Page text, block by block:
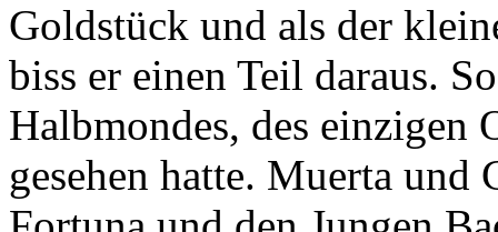
Goldstück und als der
biss er einen Teil daraus.
Halbmondes, des einzigen
gesehen hatte. Muerta und